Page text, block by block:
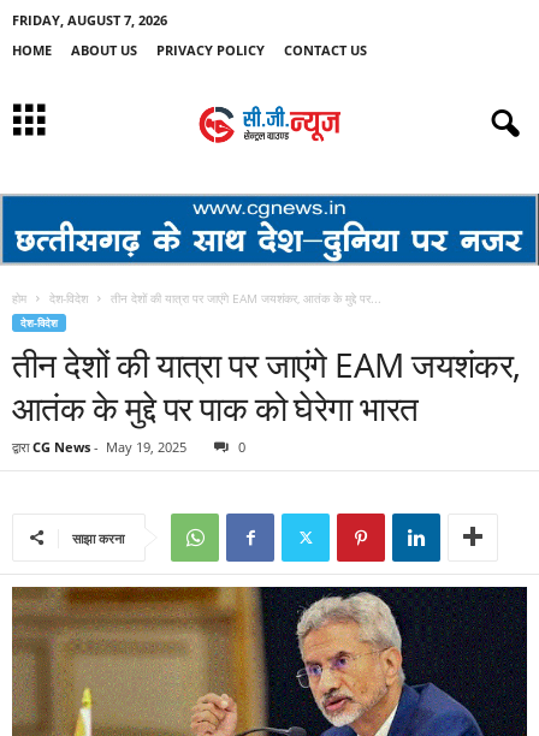
FRIDAY, AUGUST 7, 2026
HOME
ABOUT US PRIVACY POLICY CONTACT US
होम देश-विदेश तीन देशों की यात्रा पर जाएंगे EAM जयशंकर, आतंक के मुद्दे पर...
देश-विदेश
तीन देशों की यात्रा पर जाएंगे EAM जयशंकर,
आतंक के मुद्दे पर पाक को घेरेगा भारत
द्वारा CG News - May 19, 2025 0
साझा करना